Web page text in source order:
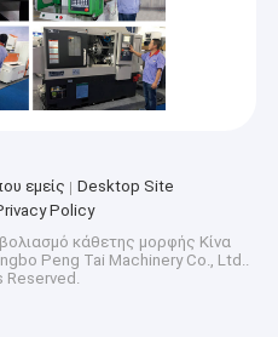
εμείς
Desktop Site
Policy
κάθετης μορφής Κίνα
Peng Tai Machinery Co., Ltd..
Reserved.